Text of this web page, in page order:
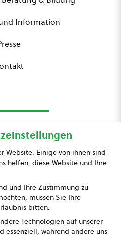
Information
AGB
Website. Einige von ihnen sind
helfen, diese Website und Ihre
und Ihre Zustimmung zu
müssen Sie Ihre
bitten.
Technologien auf unserer
essenziell, während andere uns